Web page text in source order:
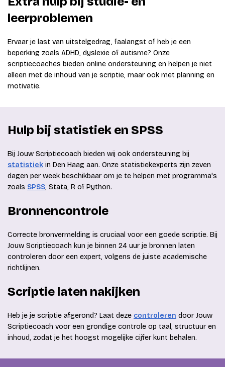
leerproblemen
Ervaar je last van uitstelgedrag, faalangst of heb je een
beperking zoals ADHD, dyslexie of autisme? Onze
scriptiecoaches bieden online ondersteuning en helpen je niet
alleen met de inhoud van je scriptie, maar ook met planning en
motivatie.
Hulp bij statistiek en SPSS
Bij Jouw Scriptiecoach bieden wij ook ondersteuning bij
statistiek in Den Haag aan. Onze statistiekexperts zijn zeven
dagen per week beschikbaar om je te helpen met programma's
zoals SPSS, Stata, R of Python.
Bronnencontrole
Correcte bronvermelding is cruciaal voor een goede scriptie. Bij
Jouw Scriptiecoach kun je binnen 24 uur je bronnen laten
controleren door een expert, volgens de juiste academische
richtlijnen.
Scriptie laten nakijken
Heb je je scriptie afgerond? Laat deze controleren door Jouw
Scriptiecoach voor een grondige controle op taal, structuur en
inhoud, zodat je het hoogst mogelijke cijfer kunt behalen.